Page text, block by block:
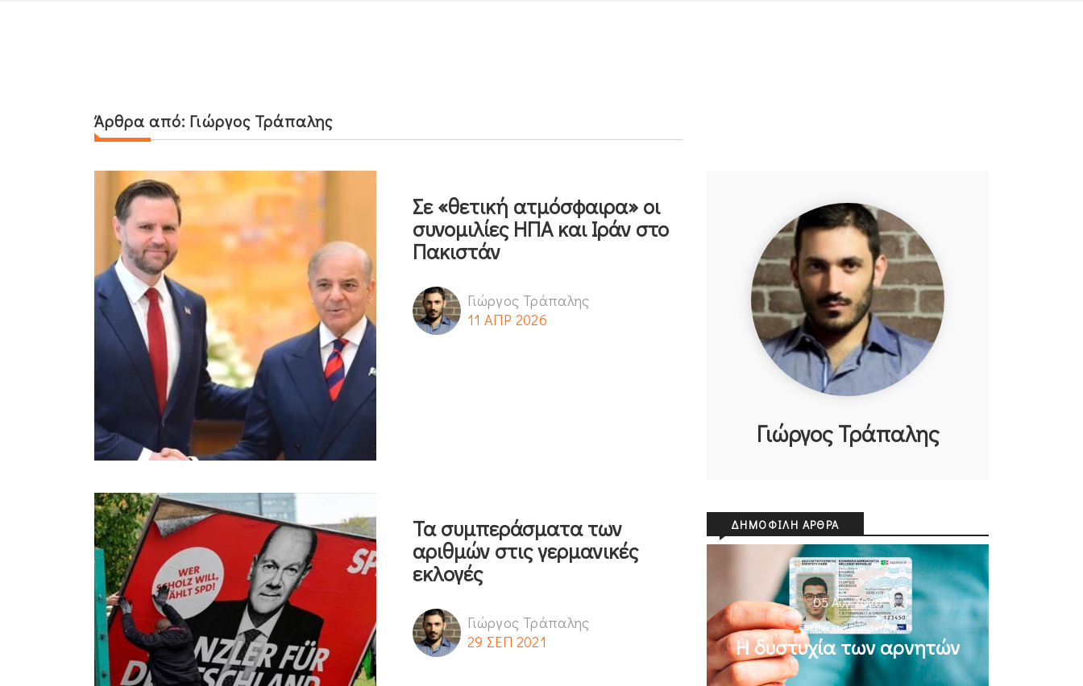
Άρθρα από: Γιώργος Τράπαλης
Σε «θετική ατμόσφαιρα» οι
συνομιλίες ΗΠΑ και Ιράν στο
Πακιστάν
Γιώργος Τράπαλης
11 ΑΠΡ 2026
Τα συμπεράσματα των
αριθμών στις γερμανικές
εκλογές
Γιώργος Τράπαλης
29 ΣΕΠ 2021
Γιώργος Τράπαλης
ΔΗΜΟΦΙΛΉ ΆΡΘΡΑ
05 Αυγ 2026
ΜΙΧΆΛΗΣ ΚΥΡΙΑΚΊΔΗΣ
Η δυστυχία των αρνητών